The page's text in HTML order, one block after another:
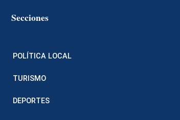
Secciones
POLÍTICA LOCAL
TURISMO
DEPORTES